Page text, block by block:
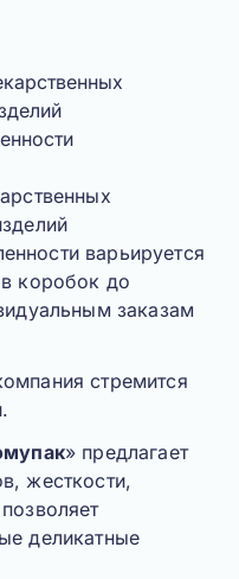
варьируется
коробок до
заказам
стремится
» предлагает
жесткости,
деликатные